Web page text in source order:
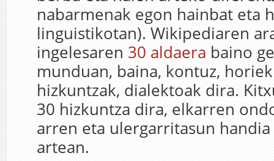
nabarmenak egon hainbat eta
linguistikotan). Wikipediaren
ingelesaren 30 aldaera baino
munduan, baina, kontuz,
hizkuntzak, dialektoak dira.
30 hizkuntza dira, elkarren
arren eta ulergarritasun
artean.